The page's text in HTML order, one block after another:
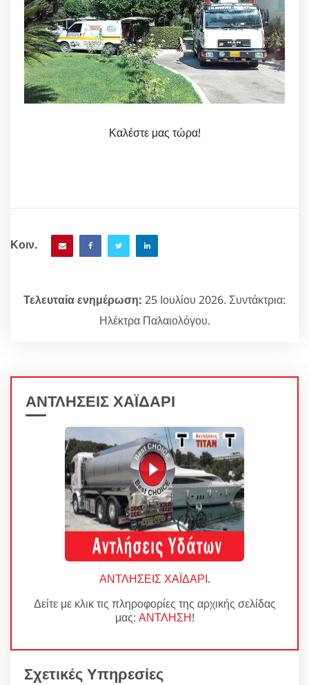
Καλέστε μας τώρα!
Κοιν.
Τελευταία ενημέρωση: 25 Ιουλίου 2026. Συντάκτρια:
Ηλέκτρα Παλαιολόγου.
ΑΝΤΛΗΣΕΙΣ ΧΑΪΔΑΡΙ
ΑΝΤΛΗΣΕΙΣ ΧΑΪΔΑΡΙ.
Δείτε με κλικ τις πληροφορίες της αρχικής σελίδας
μας: ΑΝΤΛΗΣΗ!
Σχετικές Υπηρεσίες